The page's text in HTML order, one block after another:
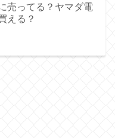
売ってる？ヤマダ電
える？